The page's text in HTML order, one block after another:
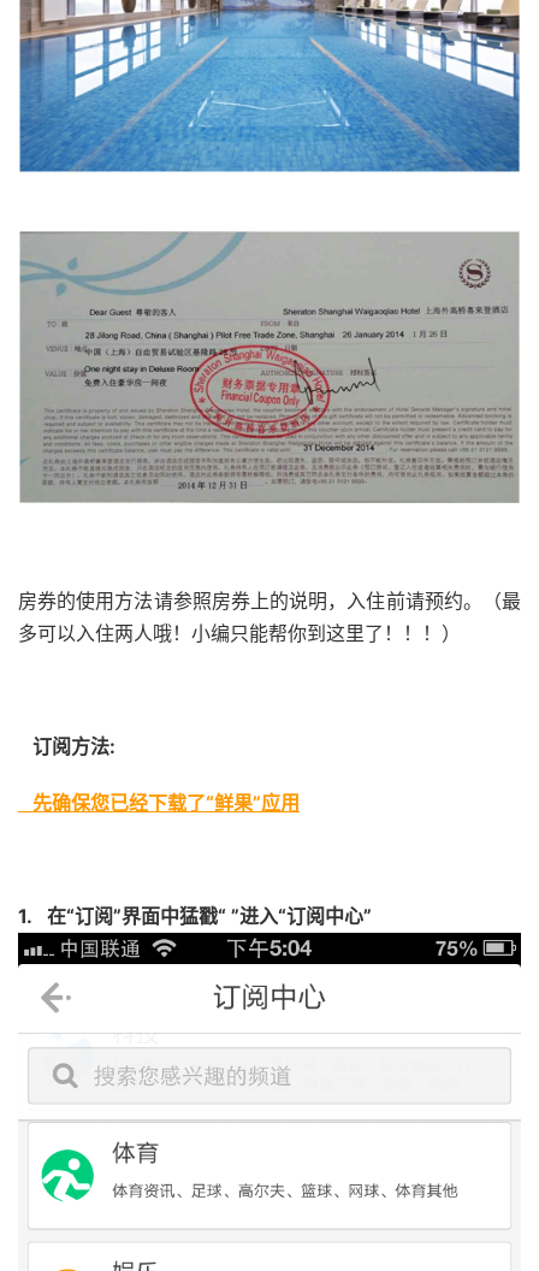
房券的使用方法请参照房券上的说明，入住前请预约。（最
多可以入住两人哦！小编只能帮你到这里了！！！）
订阅方法:
先确保您已经下载了“鲜果”应用
1. 在“订阅”界面中猛戳“ ”进入“订阅中心”